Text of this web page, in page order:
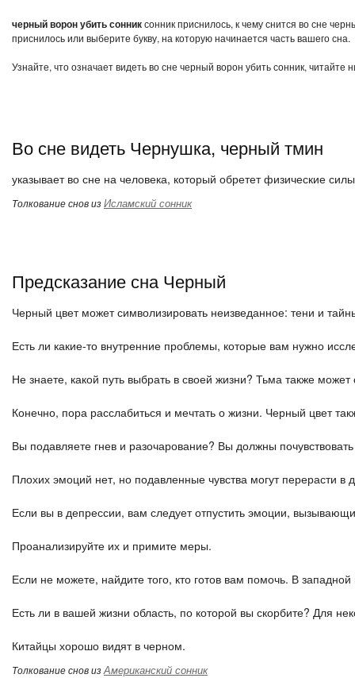
черный ворон убить сонниксонник приснилось, к чему снится во сне
приснилось или выберите букву, на которую начинается часть вашего сна.
Узнайте, что означает видеть во сне черный ворон убить сонник,
Во сне видеть Чернушка, черный тмин
указывает во сне на человека, который обретет физические
Толкование снов изИсламский сонник
Предсказание сна Черный
Черный цвет может символизировать неизведанное: тени и
Есть ли какие-то внутренние проблемы, которые вам нужно
Не знаете, какой путь выбрать в своей жизни? Тьма также
Конечно, пора расслабиться и мечтать о жизни. Черный цвет
Вы подавляете гнев и разочарование? Вы должны
Плохих эмоций нет, но подавленные чувства могут перерасти в
Если вы в депрессии, вам следует отпустить эмоции,
Проанализируйте их и примите меры.
Если не можете, найдите того, кто готов вам помочь. В
Есть ли в вашей жизни область, по которой вы скорбите? Для
Китайцы хорошо видят в черном.
Толкование снов изАмериканский сонник